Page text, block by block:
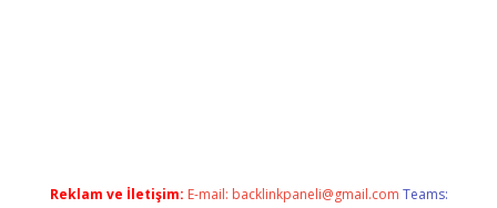
Reklam ve İletişim: E-mail: backlinkpaneli@gmail.com Teams: